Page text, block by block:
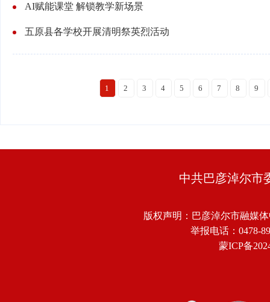
AI赋能课堂 解锁教学新场景
五原县各学校开展清明祭英烈活动
1 2 3 4 5 6 7 8 9
中共巴彦淖尔市
版权声明：巴彦淖尔市融媒
举报电话：0478-
蒙ICP备